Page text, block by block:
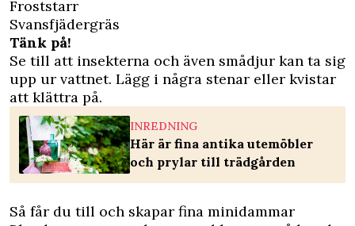
Froststarr
Svansfjädergräs
Tänk på!
Se till att insekterna och även smådjur kan ta sig
upp ur vattnet. Lägg i några stenar eller kvistar
att klättra på.
INREDNING
Här är fina antika utemöbler
och prylar till trädgården
Så får du till och skapar fina minidammar